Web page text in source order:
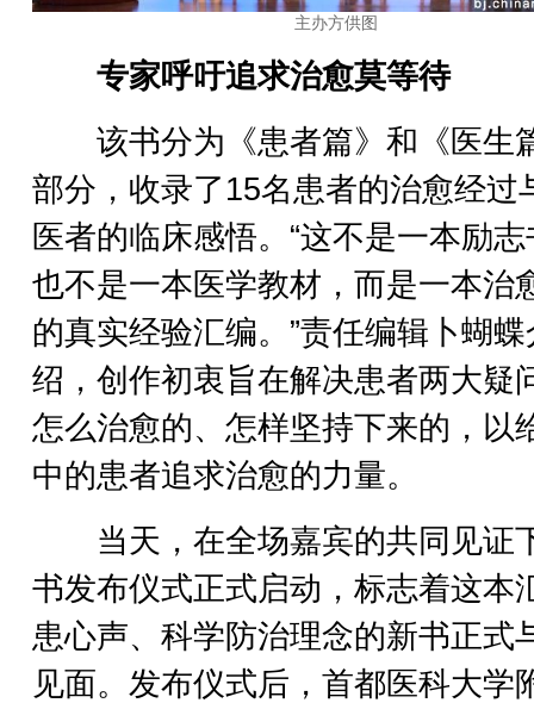
主办方供图
专家呼吁追求治愈莫等待
该书分为《患者篇》和《医生
部分，收录了15名患者的治愈经过
医者的临床感悟。“这不是一本励
也不是一本医学教材，而是一本治
的真实经验汇编。”责任编辑卜蝴蝶
绍，创作初衷旨在解决患者两大
怎么治愈的、怎样坚持下来的，以
中的患者追求治愈的力量。
当天，在全场嘉宾的共同见证
书发布仪式正式启动，标志着这本
患心声、科学防治理念的新书正式
见面。发布仪式后，首都医科大学